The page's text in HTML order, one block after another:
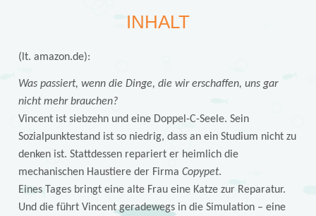
INHALT
(lt. amazon.de):
Was passiert, wenn die Dinge, die wir erschaffen, uns gar
nicht mehr brauchen?
Vincent ist siebzehn und eine Doppel-C-Seele. Sein
Sozialpunktestand ist so niedrig, dass an ein Studium nicht zu
denken ist. Stattdessen repariert er heimlich die
mechanischen Haustiere der Firma Copypet.
Eines Tages bringt eine alte Frau eine Katze zur Reparatur.
Und die führt Vincent geradewegs in die Simulation – eine